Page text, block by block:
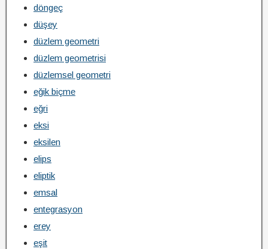
döngeç
düşey
düzlem geometri
düzlem geometrisi
düzlemsel geometri
eğik biçme
eğri
eksi
eksilen
elips
eliptik
emsal
entegrasyon
erey
eşit